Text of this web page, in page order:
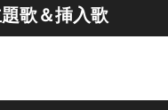
歌＆挿入歌